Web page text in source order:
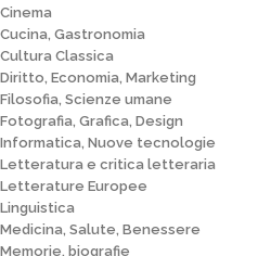
Cinema
Cucina, Gastronomia
Cultura Classica
Diritto, Economia, Marketing
Filosofia, Scienze umane
Fotografia, Grafica, Design
Informatica, Nuove tecnologie
Letteratura e critica letteraria
Letterature Europee
Linguistica
Medicina, Salute, Benessere
Memorie, biografie